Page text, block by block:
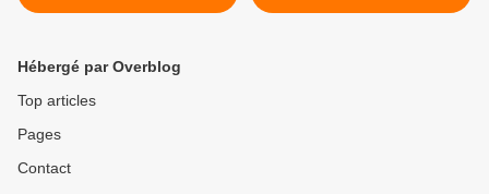
Hébergé par Overblog
Top articles
Pages
Contact